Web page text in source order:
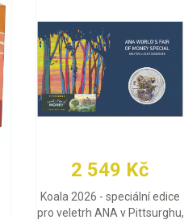
2 549 Kč
Koala 2026 - speciální edice
pro veletrh ANA v Pittsurghu,